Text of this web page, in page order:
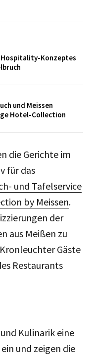
Konzeptes
und Meissen
Hotel-Collection
die Gerichte im
für das
und Tafelservice
by Meissen.
der
aus Meißen zu
Gäste
Restaurants
Kulinarik eine
und zeigen die